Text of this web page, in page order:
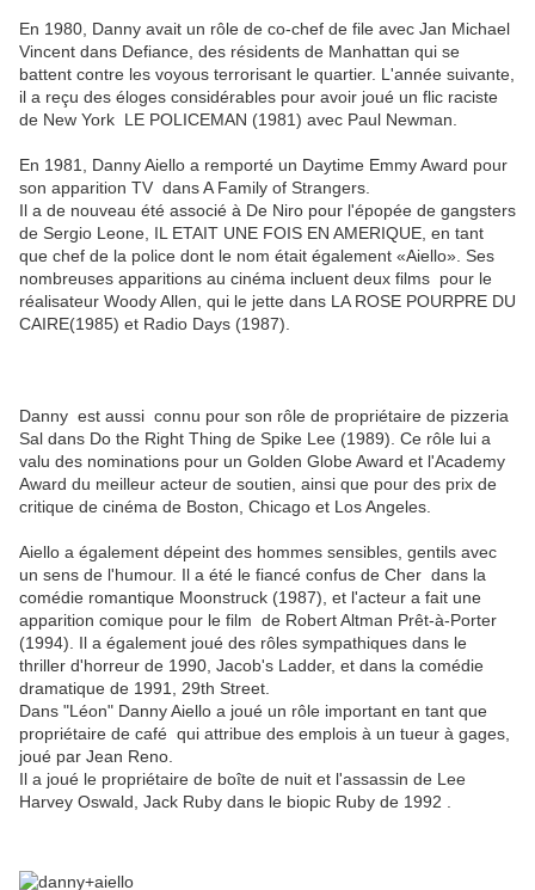
En 1980, Danny avait un rôle de co-chef de file avec Jan Michael
Vincent dans Defiance, des résidents de Manhattan qui se
battent contre les voyous terrorisant le quartier. L'année suivante,
il a reçu des éloges considérables pour avoir joué un flic raciste
de New York LE POLICEMAN (1981) avec Paul Newman.
En 1981, Danny Aiello a remporté un Daytime Emmy Award pour
son apparition TV dans A Family of Strangers.
Il a de nouveau été associé à De Niro pour l'épopée de gangsters
de Sergio Leone, IL ETAIT UNE FOIS EN AMERIQUE , en tant
que chef de la police dont le nom était également «Aiello». Ses
nombreuses apparitions au cinéma incluent deux films pour le
réalisateur Woody Allen, qui le jette dans LA ROSE POURPRE DU
CAIRE(1985) et Radio Days (1987).
Danny est aussi connu pour son rôle de propriétaire de pizzeria
Sal dans Do the Right Thing de Spike Lee (1989). Ce rôle lui a
valu des nominations pour un Golden Globe Award et l'Academy
Award du meilleur acteur de soutien, ainsi que pour des prix de
critique de cinéma de Boston, Chicago et Los Angeles.
Aiello a également dépeint des hommes sensibles, gentils avec
un sens de l'humour. Il a été le fiancé confus de Cher dans la
comédie romantique Moonstruck (1987), et l'acteur a fait une
apparition comique pour le film de Robert Altman Prêt-à-Porter
(1994). Il a également joué des rôles sympathiques dans le
thriller d'horreur de 1990, Jacob's Ladder, et dans la comédie
dramatique de 1991, 29th Street.
Dans "Léon" Danny Aiello a joué un rôle important en tant que
propriétaire de café qui attribue des emplois à un tueur à gages,
joué par Jean Reno.
Il a joué le propriétaire de boîte de nuit et l'assassin de Lee
Harvey Oswald, Jack Ruby dans le biopic Ruby de 1992 .